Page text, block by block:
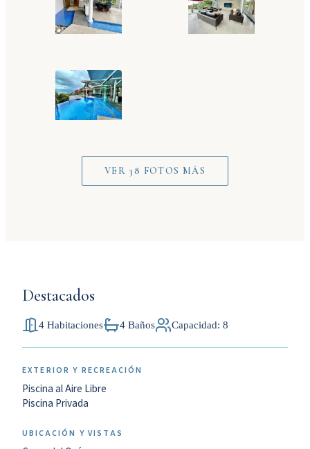
VER 38 FOTOS MÁS
Destacados
4 Habitaciones 4 Baños Capacidad: 8
EXTERIOR Y RECREACIÓN
Piscina al Aire Libre
Piscina Privada
UBICACIÓN Y VISTAS